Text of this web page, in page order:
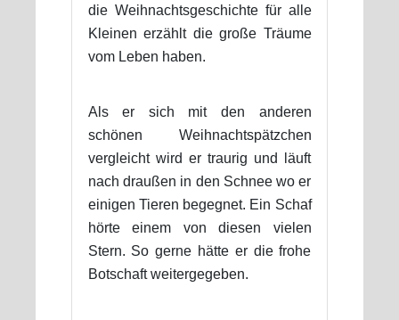
die Weihnachtsgeschichte für alle
Kleinen erzählt die große Träume
vom Leben haben.
Als er sich mit den anderen
schönen Weihnachtspätzchen
vergleicht wird er traurig und läuft
nach draußen in den Schnee wo er
einigen Tieren begegnet. Ein Schaf
hörte einem von diesen vielen
Stern. So gerne hätte er die frohe
Botschaft weitergegeben.